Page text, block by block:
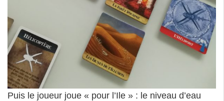
Puis le joueur joue « pour l’Ile » : le niveau d’eau